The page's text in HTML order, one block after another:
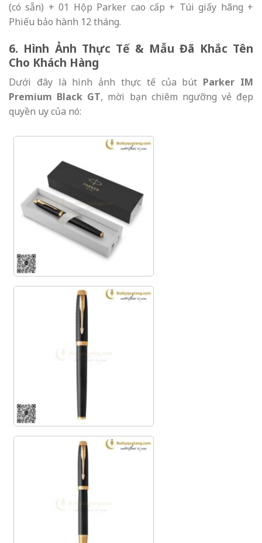
(có sẵn) + 01 Hộp Parker cao cấp + Túi giấy hãng +
Phiếu bảo hành 12 tháng.
6. Hình Ảnh Thực Tế & Mẫu Đã Khắc Tên
Cho Khách Hàng
Dưới đây là hình ảnh thực tế của bút Parker IM
Premium Black GT, mời bạn chiêm ngưỡng vẻ đẹp
quyền uy của nó: